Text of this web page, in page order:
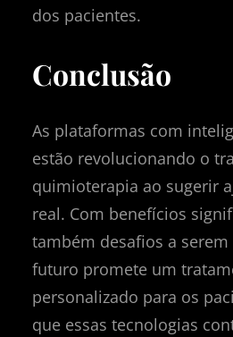
dos pacientes.
Conclusão
As plataformas com
estão revolucionando o
quimioterapia ao sugerir
real. Com benefícios
também desafios a
futuro promete um
personalizado para os
que essas tecnologias